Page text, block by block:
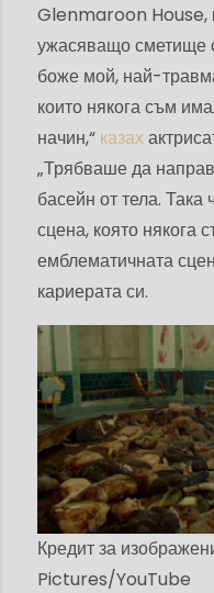
Glenmaroon House,
ужасяващо сметище
боже мой, най-
които някога съм
начин,“ казах
„Трябваше да
басейн от тела.
сцена, която някога
емблематичната
кариерата си.
Кредит за
Pictures/YouTube